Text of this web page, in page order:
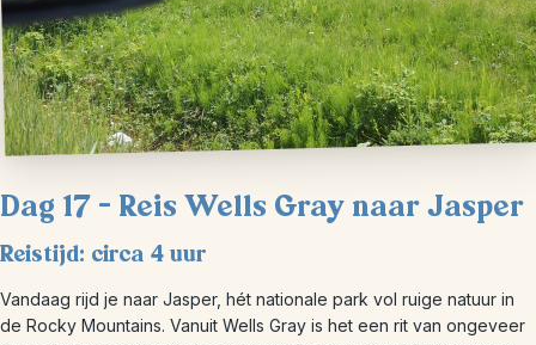
Dag 17 – Reis Wells Gray naar Jasper
Reistijd: circa 4 uur
Vandaag rijd je naar Jasper, hét nationale park vol ruige natuur in
de Rocky Mountains. Vanuit Wells Gray is het een rit van ongeveer